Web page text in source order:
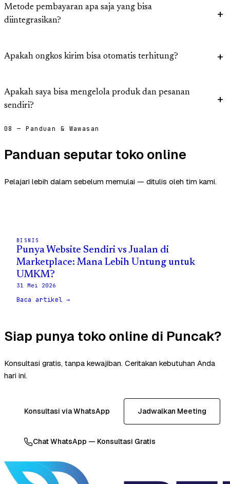
Metode pembayaran apa saja yang bisa
diintegrasikan?
Apakah ongkos kirim bisa otomatis terhitung?
Apakah saya bisa mengelola produk dan pesanan
sendiri?
08 — Panduan & Wawasan
Panduan seputar toko online
Pelajari lebih dalam sebelum memulai — ditulis oleh tim kami.
BISNIS
Punya Website Sendiri vs Jualan di
Marketplace: Mana Lebih Untung untuk
UMKM?
31 Mei 2026
Baca artikel →
Siap punya toko online di Puncak?
Konsultasi gratis, tanpa kewajiban. Ceritakan kebutuhan Anda
hari ini.
Konsultasi via WhatsApp Jadwalkan Meeting
Chat WhatsApp — Konsultasi Gratis